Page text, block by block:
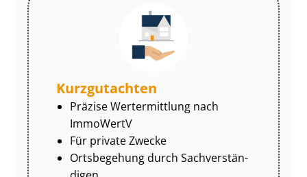
Kurzgutachten
Präzise Wertermittlung nach
ImmoWertV
Für private Zwecke
Ortsbegehung durch Sach­ver­stän­